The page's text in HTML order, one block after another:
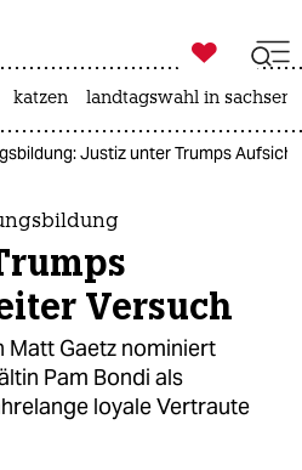
ich
ich

taz zahl ich
katzen landtagswahl in
Justiz unter Trumps
Versuch
Matt Gaetz nominiert
Pam Bondi als
loyale Vertraute